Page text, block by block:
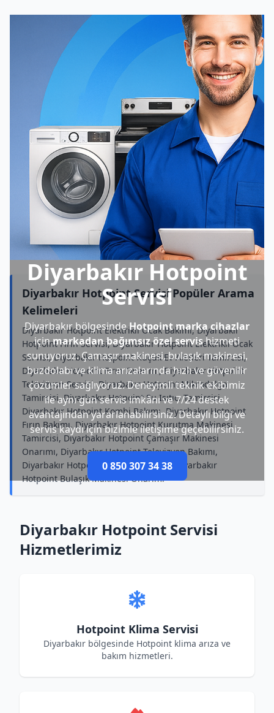
Diyarbakır Hotpoint
Servisi
Diyarbakır bölgesindeHotpoint marka cihazlar
içinmarkadan bağımsız özel servishizmeti
sunuyoruz. Çamaşır makinesi, bulaşık makinesi,
buzdolabı ve klima arızalarında hızlı ve güvenilir
çözümler sağlıyoruz. Deneyimli teknik ekibimiz
ile aynı gün servis imkânı ve 7/24 destek
avantajından yararlanabilirsiniz. Detaylı bilgi ve
servis kaydı için bizimle iletişime geçebilirsiniz.
0 850 307 34 38
Diyarbakır Hotpoint Servisi Popüler Arama
Kelimeleri
Diyarbakır Hotpoint Elektrikli Ocak Bakımı, Diyarbakır
Hotpoint Fırın Servisi, Diyarbakır Hotpoint Elektrikli Ocak
Servisi, Diyarbakır Hotpoint Küçük Ev Aletleri Tamircisi,
Diyarbakır Hotpoint Fırın Onarımı, Diyarbakır Hotpoint
Televizyon Servisi, Diyarbakır Hotpoint Mikrodalga
Tamircisi, Diyarbakır Hotpoint Su Isıtıcı Tamircisi,
Diyarbakır Hotpoint Kombi Bakımı, Diyarbakır Hotpoint
Fırın Bakımı, Diyarbakır Hotpoint Kurutma Makinesi
Tamircisi, Diyarbakır Hotpoint Çamaşır Makinesi
Onarımı, Diyarbakır Hotpoint Televizyon Bakımı,
Diyarbakır Hotpoint Süpürge Bakımı, Diyarbakır
Hotpoint Bulaşık Makinesi Onarımı
Diyarbakır Hotpoint Servisi
Hizmetlerimiz
Hotpoint Klima Servisi
Diyarbakır bölgesinde Hotpoint klima arıza ve
bakım hizmetleri.